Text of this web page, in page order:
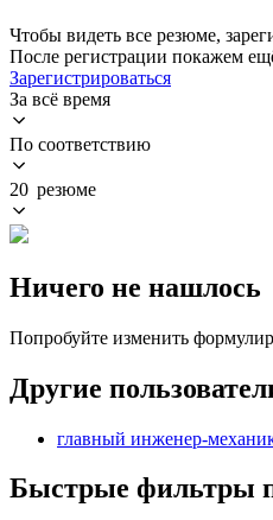
Чтобы видеть все резюме,
После регистрации покажем
Зарегистрироваться
За всё время
По соответствию
20 резюме
Ничего не нашлось
Попробуйте изменить
Другие
главный инженер-
Быстрые фильтры